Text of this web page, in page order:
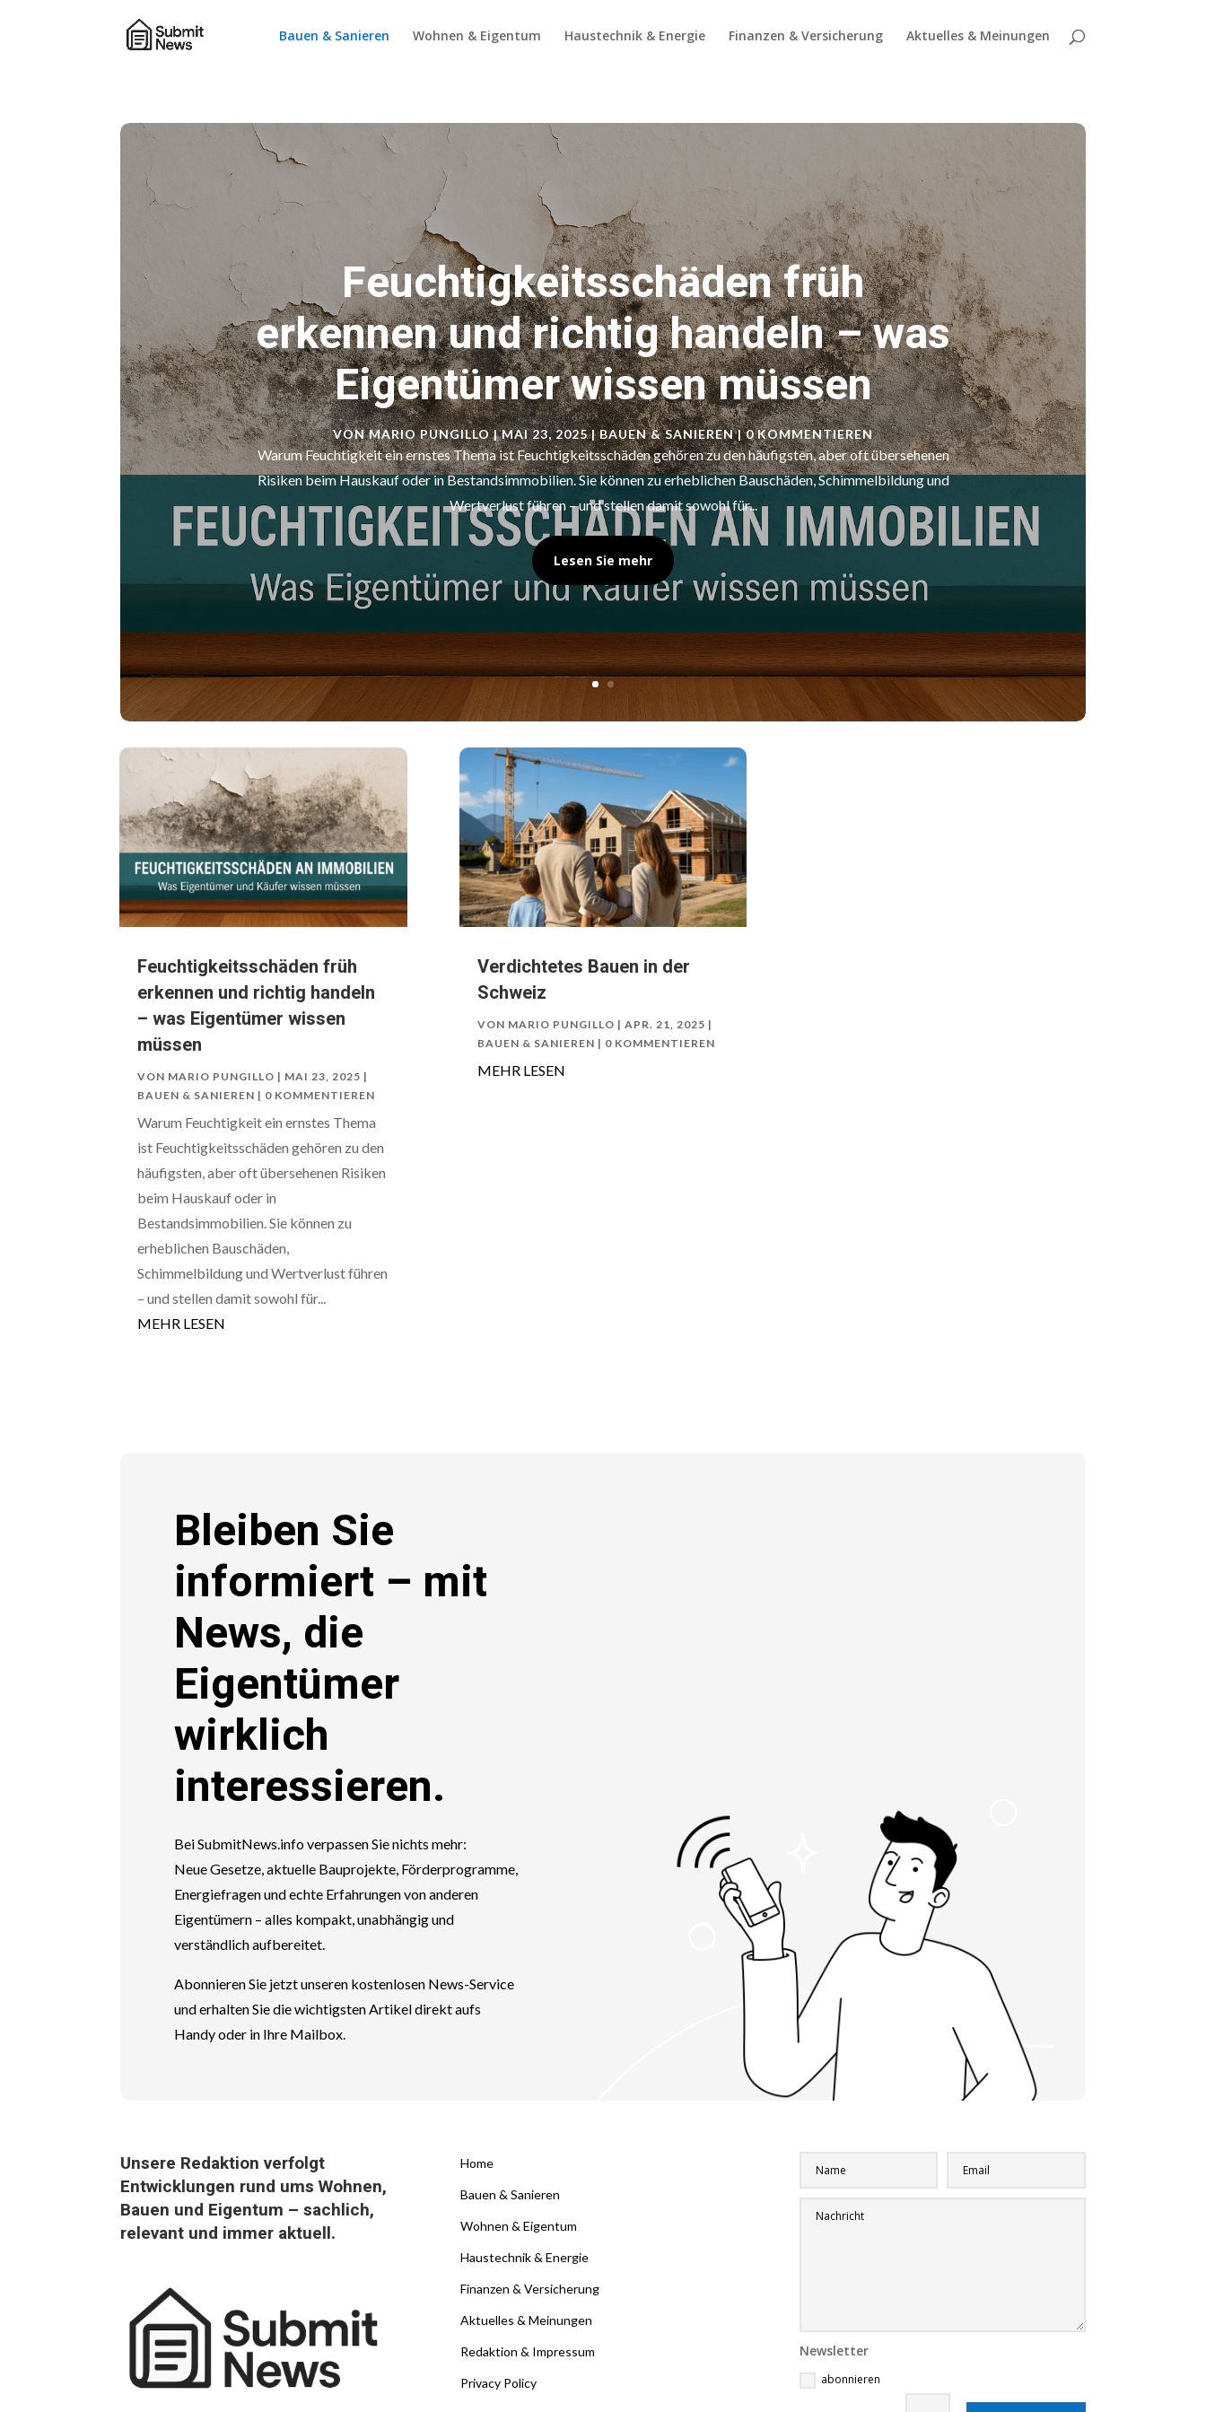
Bauen & Sanieren Wohnen & Eigentum Haustechnik & Energie Finanzen & Versicherung Aktuelles & Meinungen
Feuchtigkeitsschäden früh
erkennen und richtig handeln – was
Eigentümer wissen müssen
VONMARIO PUNGILLO|MAI 23, 2025|BAUEN & SANIEREN| 0 KOMMENTIEREN
Warum Feuchtigkeit ein ernstes Thema ist Feuchtigkeitsschäden gehören zu den häufigsten, aber oft übersehenen
Risiken beim Hauskauf oder in Bestandsimmobilien. Sie können zu erheblichen Bauschäden, Schimmelbildung und
Wertverlust führen – und stellen damit sowohl für...
Lesen Sie mehr
Feuchtigkeitsschäden früh
erkennen und richtig handeln
– was Eigentümer wissen
müssen
VON MARIO PUNGILLO | MAI 23, 2025 |
BAUEN & SANIEREN | 0 KOMMENTIEREN
Warum Feuchtigkeit ein ernstes Thema
ist Feuchtigkeitsschäden gehören zu den
häufigsten, aber oft übersehenen Risiken
beim Hauskauf oder in
Bestandsimmobilien. Sie können zu
erheblichen Bauschäden,
Schimmelbildung und Wertverlust führen
– und stellen damit sowohl für...
MEHR LESEN
Verdichtetes Bauen in der
Schweiz
VON MARIO PUNGILLO | APR. 21, 2025 |
BAUEN & SANIEREN | 0 KOMMENTIEREN
MEHR LESEN
Bleiben Sie
informiert – mit
News, die
Eigentümer
wirklich
interessieren.
Bei SubmitNews.info verpassen Sie nichts mehr:
Neue Gesetze, aktuelle Bauprojekte, Förderprogramme,
Energiefragen und echte Erfahrungen von anderen
Eigentümern – alles kompakt, unabhängig und
verständlich aufbereitet.
Abonnieren Sie jetzt unseren kostenlosen News-Service
und erhalten Sie die wichtigsten Artikel direkt aufs
Handy oder in Ihre Mailbox.
Unsere Redaktion verfolgt
Entwicklungen rund ums Wohnen,
Bauen und Eigentum – sachlich,
relevant und immer aktuell.
Home
Bauen & Sanieren
Wohnen & Eigentum
Haustechnik & Energie
Finanzen & Versicherung
Aktuelles & Meinungen
Redaktion & Impressum
Privacy Policy
Newsletter
abonnieren